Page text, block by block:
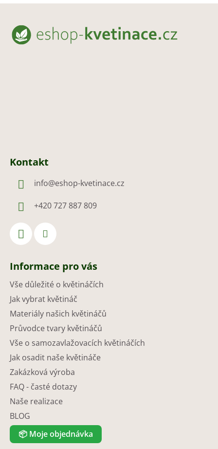
Z
Kontakt
info@eshop-kvetinace.cz
+420 727 887 809
Informace pro vás
Vše důležité o květináčích
Jak vybrat květináč
Materiály našich květináčů
Průvodce tvary květináčů
Vše o samozavlažovacích květináčích
Jak osadit naše květináče
Zakázková výroba
FAQ - časté dotazy
Naše realizace
BLOG
📦 Moje objednávka